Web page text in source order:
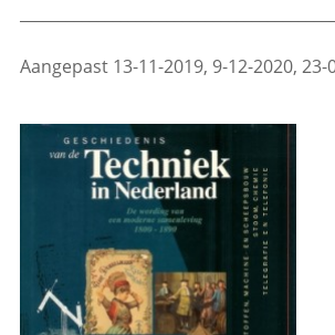
Aangepast 13-11-2019, 9-12-2020, 23-